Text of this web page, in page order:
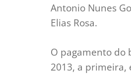
Antonio Nunes
Elias Rosa.
O pagamento do
2013, a primeira,